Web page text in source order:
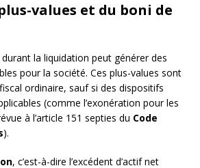
values et du boni de
la liquidation peut générer des
pour la société. Ces plus-values sont
ordinaire, sauf si des dispositifs
(comme l’exonération pour les
à l’article 151 septies du Code
).
, c’est-à-dire l’excédent d’actif net